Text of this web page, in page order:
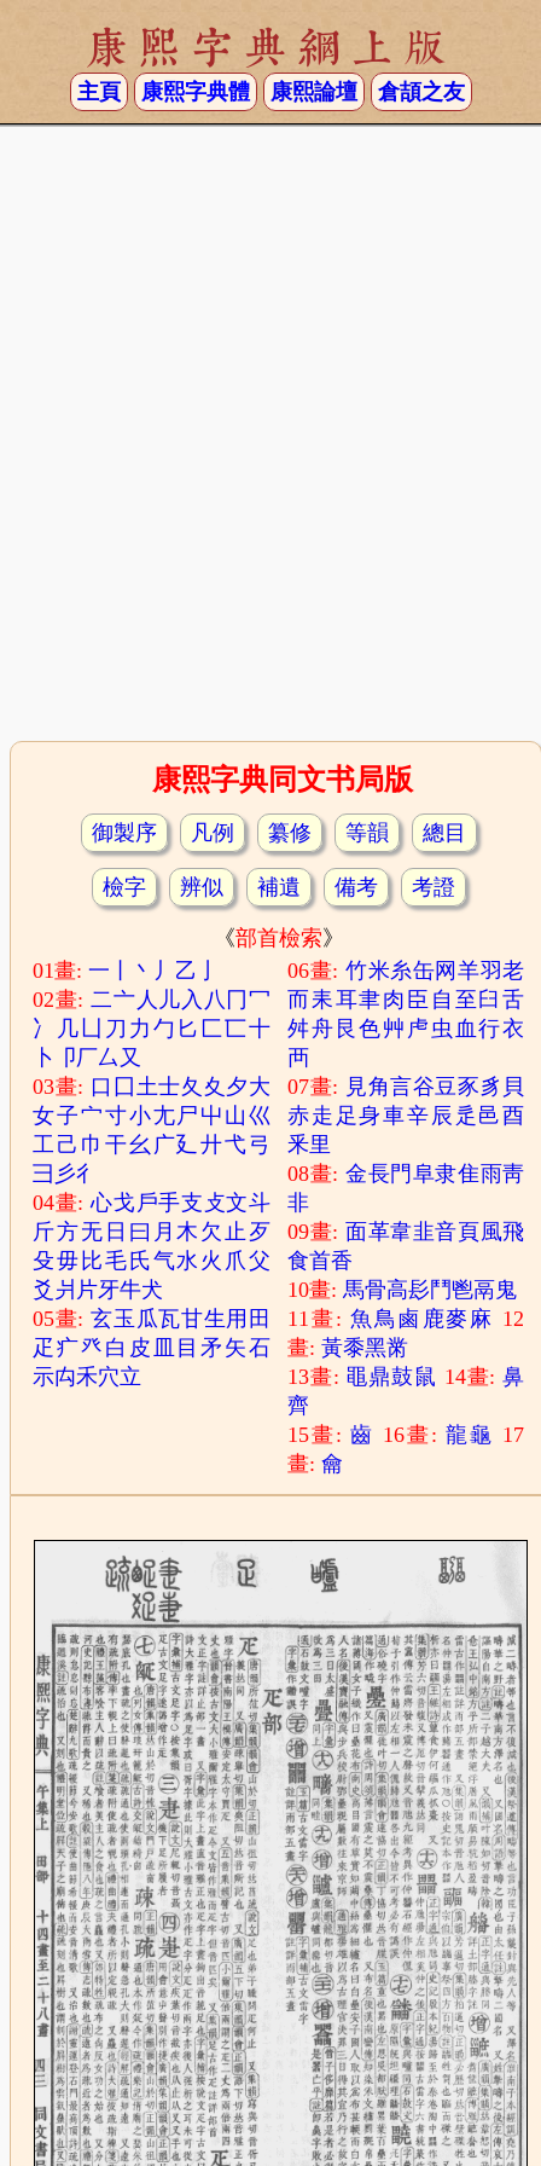
康熙字典網上版
主頁 康熙字典體 康熙論壇 倉頡之友
康熙字典同文书局版
御製序 凡例 纂修 等韻 總目
檢字 辨似 補遺 備考 考證
《部首檢索》
01畫:一 丶 丿 乙
02畫:二亠 人 儿入 八 冂冖
冫
几 凵 刀 力 勹 匕 匚匸十
卜
卩厂厶 又
03畫: 口 囗 土士夂 夊 夕大
女子宀寸小尢尸 屮 山巛
工 己 巾 干幺 广廴廾弋弓
彐 彡彳
04畫:心戈 戶手支 攴文斗
斤方无 日 曰 月木 欠止 歹
殳毋 比毛 氏气水 火 爪父
爻 爿 片牙牛犬
05畫:玄玉 瓜瓦甘生用 田
疋 疒癶 白 皮 目矛 矢石
示禸禾穴立
06畫: 竹米糸缶网 羊羽老
而耒耳聿肉 臣 自 至 臼舌
舛舟 艮色艸 虍 虫 血行衣
襾
07畫: 見角言谷豆豕豸 貝
赤走 足身車辛辰 辵 邑酉
釆里
08畫: 金長門 阜隶隹雨靑
非
09畫: 面革韋韭音頁風飛
食首香
10畫:馬骨高髟 鬥鬯鬲 鬼
11畫: 魚鳥 鹵 鹿麥 麻 12
畫:黃黍黑黹
13畫: 黽鼎鼓鼠 14畫:鼻
齊
15畫:齒 16畫:龍龜 17
畫:龠